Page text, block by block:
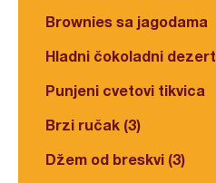
Brownies sa jagodama
Hladni čokoladni dezert
Punjeni cvetovi tikvica
Brzi ručak (3)
Džem od breskvi (3)